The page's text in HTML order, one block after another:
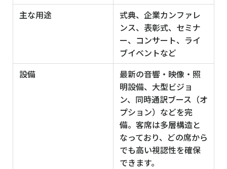
主な用途
式典、企業カンファレ
ンス、表彰式、セミナ
ー、コンサート、ライ
ブイベントなど
設備
最新の音響・映像・照
明設備、大型ビジョ
ン、同時通訳ブース（オ
プション）などを完
備。客席は多層構造と
なっており、どの席から
でも高い視認性を確保
できます。